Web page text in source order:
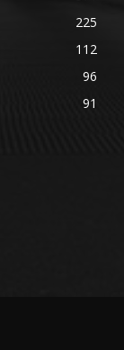
225
112
96
91